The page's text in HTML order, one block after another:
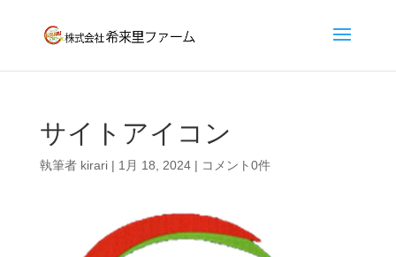
サイトアイコン
執筆者 kirari| 1月 18, 2024| コメント0件